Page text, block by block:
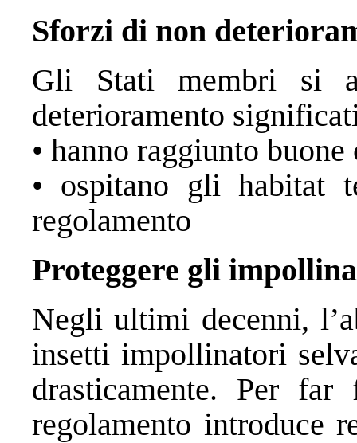
Sforzi di non
Gli Stati membri si
deterioramento
• hanno raggiunto
• ospitano gli habitat
regolamento
Proteggere gli
Negli ultimi decenni,
insetti impollinatori
drasticamente. Per
regolamento introduce